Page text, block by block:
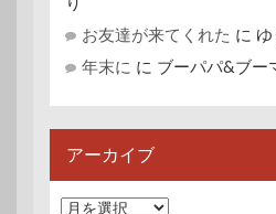
り
お友達が来てくれた に ゆ
年末に に ブーパパ&ブー
アーカイブ
ア